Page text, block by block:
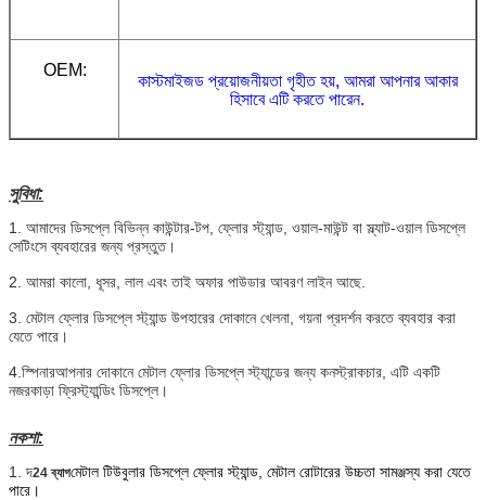
OEM:
কাস্টমাইজড প্রয়োজনীয়তা গৃহীত হয়, আমরা আপনার আকার
হিসাবে এটি করতে পারেন.
সুবিধা:
1. আমাদের ডিসপ্লে বিভিন্ন কাউন্টার-টপ, ফ্লোর স্ট্যান্ড, ওয়াল-মাউন্ট বা স্ল্যাট-ওয়াল ডিসপ্লে
সেটিংসে ব্যবহারের জন্য প্রস্তুত।
2. আমরা কালো, ধূসর, লাল এবং তাই অফার পাউডার আবরণ লাইন আছে.
3. মেটাল ফ্লোর ডিসপ্লে স্ট্যান্ড উপহারের দোকানে খেলনা, গয়না প্রদর্শন করতে ব্যবহার করা
যেতে পারে।
4. স্পিনারআপনার দোকানে মেটাল ফ্লোর ডিসপ্লে স্ট্যান্ডের জন্য কনস্ট্রাকচার, এটি একটি
নজরকাড়া ফ্রিস্ট্যান্ডিং ডিসপ্লে।
নকশা:
1. দ24 ব্যাগমেটাল টিউবুলার ডিসপ্লে ফ্লোর স্ট্যান্ড, মেটাল রোটারের উচ্চতা সামঞ্জস্য করা যেতে
পারে।